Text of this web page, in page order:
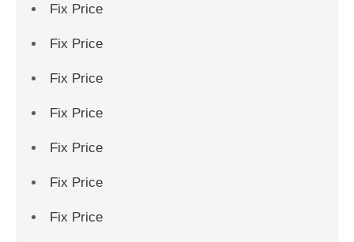
Fix Price
Fix Price
Fix Price
Fix Price
Fix Price
Fix Price
Fix Price